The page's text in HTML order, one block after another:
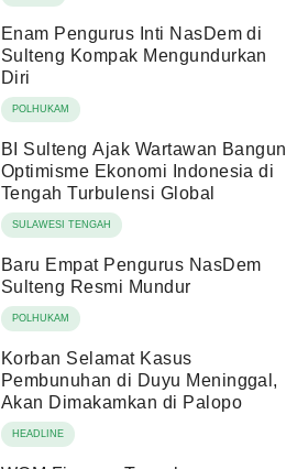
Enam Pengurus Inti NasDem di
Sulteng Kompak Mengundurkan
Diri
POLHUKAM
BI Sulteng Ajak Wartawan Bangun
Optimisme Ekonomi Indonesia di
Tengah Turbulensi Global
SULAWESI TENGAH
Baru Empat Pengurus NasDem
Sulteng Resmi Mundur
POLHUKAM
Korban Selamat Kasus
Pembunuhan di Duyu Meninggal,
Akan Dimakamkan di Palopo
HEADLINE